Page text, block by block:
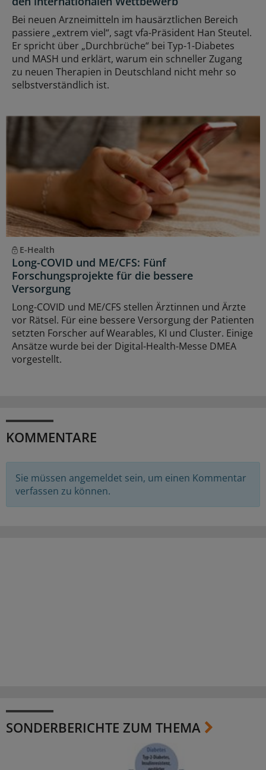
Bei neuen Arzneimitteln im hausärztlichen Bereich
passiere „extrem viel“, sagt vfa-Präsident Han Steutel.
Er spricht über „Durchbrüche“ bei Typ-1-Diabetes
und MASH und erklärt, warum ein schneller Zugang
zu neuen Therapien in Deutschland nicht mehr so
selbstverständlich ist.
E-Health
Long-COVID und ME/CFS: Fünf
Forschungsprojekte für die bessere
Versorgung
Long-COVID und ME/CFS stellen Ärztinnen und Ärzte
vor Rätsel. Für eine bessere Versorgung der Patienten
setzten Forscher auf Wearables, KI und Cluster. Einige
Ansätze wurde bei der Digital-Health-Messe DMEA
vorgestellt.
KOMMENTARE
Sie müssen angemeldet sein, um einen Kommentar
verfassen zu können.
SONDERBERICHTE ZUM THEMA